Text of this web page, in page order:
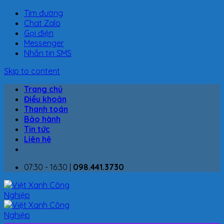
Tìm đường
Chat Zalo
Gọi điện
Messenger
Nhắn tin SMS
Skip to content
Trang chủ
Điều khoản
Thanh toán
Bảo hành
Tin tức
Liên hệ
07:30 - 16:30 | 098.441.3730